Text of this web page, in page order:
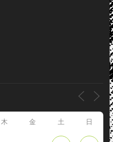
木 金 土 日